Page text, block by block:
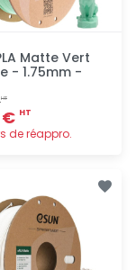
Matte Vert
- 1.75mm -
HT
€ HT
de réappro.